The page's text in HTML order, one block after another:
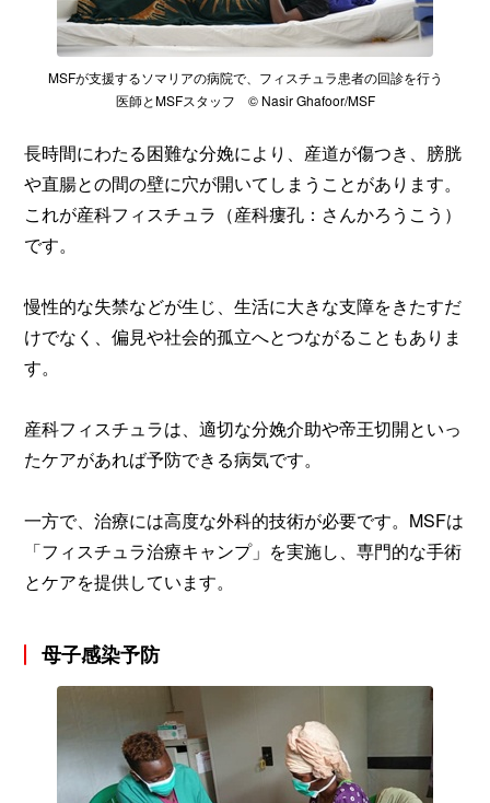
MSFが支援するソマリアの病院で、フィスチュラ患者の回診を行う
医師とMSFスタッフ © Nasir Ghafoor/MSF
長時間にわたる困難な分娩により、産道が傷つき、膀胱
や直腸との間の壁に穴が開いてしまうことがあります。
これが産科フィスチュラ（産科瘻孔：さんかろうこう）
です。
慢性的な失禁などが生じ、生活に大きな支障をきたすだ
けでなく、偏見や社会的孤立へとつながることもありま
す。
産科フィスチュラは、適切な分娩介助や帝王切開といっ
たケアがあれば予防できる病気です。
一方で、治療には高度な外科的技術が必要です。MSFは
「フィスチュラ治療キャンプ」を実施し、専門的な手術
とケアを提供しています。
母子感染予防